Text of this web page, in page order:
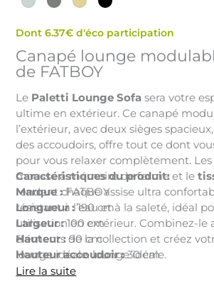
Dont 6.37€ d'éco participation
Canapé lounge
de FATBOY
Le Paletti Lounge Sofa sera votre
ultime en extérieur. Ce canapé
l’extérieur, avec deux sièges
des accoudoirs, offre tout ce dont
pour vous relaxer complètement. Les
mousse à mémoire de forme et le
rendent chaque assise ultra
résistant à l’eau et à la saleté, idéal
utilisation en extérieur. Combinez-le
éléments de la collection et créez
lounge idéale. lounge idéale.
Caractéristiques du produit:
Marque :FATBOY
Longueur :190 cm
Largeur :100 cm
Hauteur :90 cm
Hauteur accoudoir :30 cm
Hauteur du dossier :
Lire la suite